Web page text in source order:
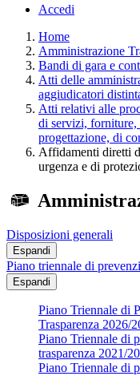
Accedi
Home
Amministrazione
Bandi di gara e
Atti delle
aggiudicatori
Atti relativi alle
di servizi,
progettazione, di
Affidamenti diretti
urgenza e di
Disposizioni generali
Espandi
Piano triennale di
Espandi
Piano Triennale di
Trasparenza 2026/
Piano Triennale di
trasparenza 2021/
Piano Triennale di